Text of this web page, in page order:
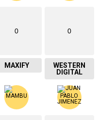
0
MAXIFY
0
WESTERN
DIGITAL